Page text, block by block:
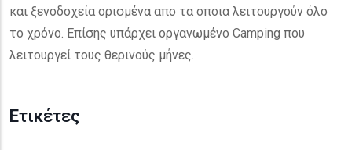
και ξενοδοχεία ορισμένα απο τα οποια λειτουργούν όλο
το χρόνο. Επίσης υπάρχει οργανωμένο Camping που
λειτουργεί τους θερινούς μήνες.
Ετικέτες